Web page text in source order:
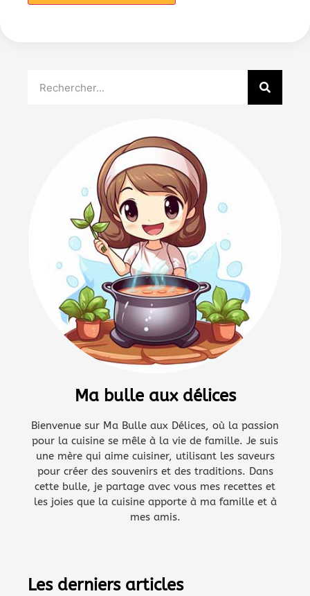
Ma bulle aux délices
Bienvenue sur Ma Bulle aux Délices, où la passion
pour la cuisine se mêle à la vie de famille. Je suis
une mère qui aime cuisiner, utilisant les saveurs
pour créer des souvenirs et des traditions. Dans
cette bulle, je partage avec vous mes recettes et
les joies que la cuisine apporte à ma famille et à
mes amis.
Les derniers articles